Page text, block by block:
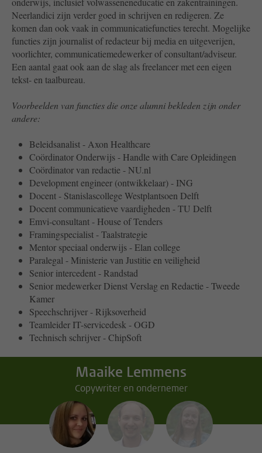
Neerlandici zijn verder goed in schrijven en redigeren. Ze
komen dan ook vaak in communicatiefuncties terecht. Mogelijke
functies zijn journalist of redacteur bij media en uitgeverijen,
voorlichter, communicatiemedewerker of consultant/adviseur.
Een aantal gaat ook aan de slag als freelancer met een eigen
tekst- en taalbureau.
Voorbeelden van functies die onze alumni bekleden zijn onder
andere:
Beleidsanalist - Axon Healthcare
Coördinator Onderwijs - Handle with Care Opleidingen
Coördinator van redactie - NU.nl
Development engineer (ontwikkelaar) - ING
Docent - Stanislascollege Westplantsoen Delft
Docent communicatieve vaardigheden - TU Delft
Emvi-consultant - House of Tenders
Framingspecialist - Taalstrategie
Mentor speciaal onderwijs - Elan college
Paralegal - Ministerie van Justitie en veiligheid
Senior intercedent - Randstad
Senior medewerker Dienst Verslag en Redactie - Tweede
Kamer
Speechschrijver - Rijksoverheid
Teamleider IT-servicedesk - OGD
Technisch schrijver - ChipSoft
Maaike Lemmens
Copywriter en ondernemer